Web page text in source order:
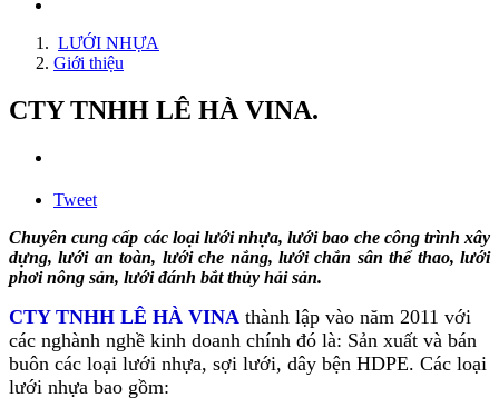
LƯỚI NHỰA
Giới thiệu
CTY TNHH LÊ HÀ VINA.
Tweet
Chuyên cung cấp các loại lưới nhựa, lưới bao che công trình xây
dựng, lưới an toàn, lưới che nắng, lưới chắn sân thể thao, lưới
phơi nông sản, lưới đánh bắt thủy hải sản.
CTY TNHH LÊ HÀ VINA thành lập vào năm 2011 với
các nghành nghề kinh doanh chính đó là: Sản xuất và bán
buôn các loại lưới nhựa, sợi lưới, dây bện HDPE. Các loại
lưới nhựa bao gồm: